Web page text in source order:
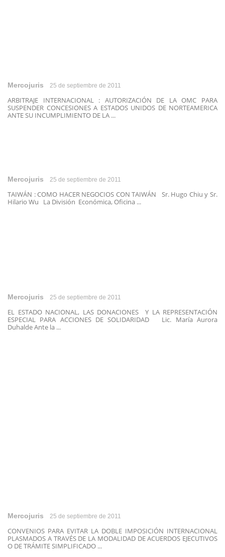
Mercojuris 25 de septiembre de 2011
ARBITRAJE INTERNACIONAL : AUTORIZACIÓN DE LA OMC PARA
SUSPENDER CONCESIONES A ESTADOS UNIDOS DE NORTEAMERICA
ANTE SU INCUMPLIMIENTO DE LA ...
Mercojuris 25 de septiembre de 2011
TAIWÁN : COMO HACER NEGOCIOS CON TAIWÁN Sr. Hugo Chiu y Sr.
Hilario Wu La División Económica, Oficina ...
Mercojuris 25 de septiembre de 2011
EL ESTADO NACIONAL, LAS DONACIONES Y LA REPRESENTACIÓN
ESPECIAL PARA ACCIONES DE SOLIDARIDAD Lic. María Aurora
Duhalde Ante la ...
Mercojuris 25 de septiembre de 2011
CONVENIOS PARA EVITAR LA DOBLE IMPOSICIÓN INTERNACIONAL
PLASMADOS A TRAVÉS DE LA MODALIDAD DE ACUERDOS EJECUTIVOS
O DE TRÁMITE SIMPLIFICADO ...